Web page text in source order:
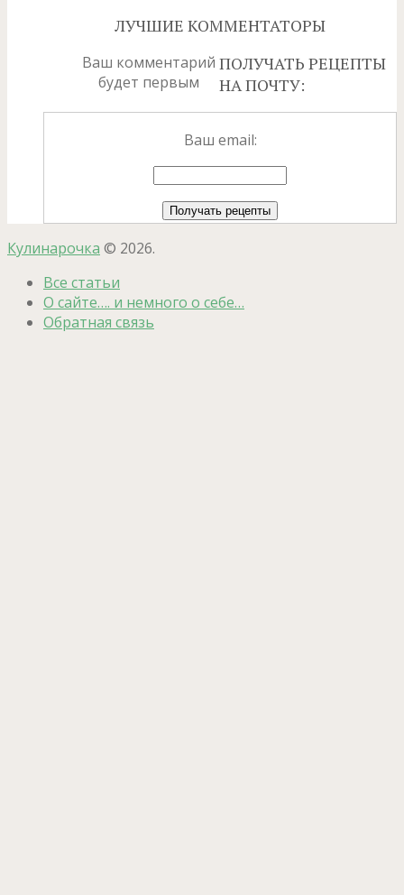
ЛУЧШИЕ КОММЕНТАТОРЫ
Ваш комментарий
будет первым
ПОЛУЧАТЬ РЕЦЕПТЫ
НА ПОЧТУ:
Ваш email:
Кулинарочка © 2026.
Все статьи
О сайте…. и немного о себе…
Обратная связь